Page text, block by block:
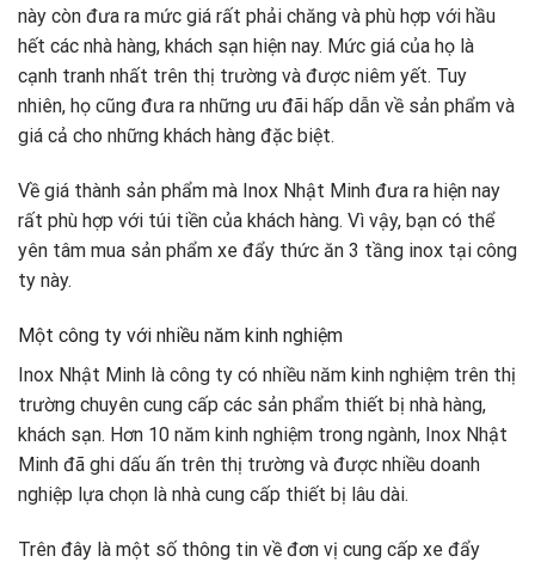
này còn đưa ra mức giá rất phải chăng và phù hợp với hầu
hết các nhà hàng, khách sạn hiện nay. Mức giá của họ là
cạnh tranh nhất trên thị trường và được niêm yết. Tuy
nhiên, họ cũng đưa ra những ưu đãi hấp dẫn về sản phẩm và
giá cả cho những khách hàng đặc biệt.
Về giá thành sản phẩm mà Inox Nhật Minh đưa ra hiện nay
rất phù hợp với túi tiền của khách hàng. Vì vậy, bạn có thể
yên tâm mua sản phẩm xe đẩy thức ăn 3 tầng inox tại công
ty này.
Một công ty với nhiều năm kinh nghiệm
Inox Nhật Minh là công ty có nhiều năm kinh nghiệm trên thị
trường chuyên cung cấp các sản phẩm thiết bị nhà hàng,
khách sạn. Hơn 10 năm kinh nghiệm trong ngành, Inox Nhật
Minh đã ghi dấu ấn trên thị trường và được nhiều doanh
nghiệp lựa chọn là nhà cung cấp thiết bị lâu dài.
Trên đây là một số thông tin về đơn vị cung cấp xe đẩy